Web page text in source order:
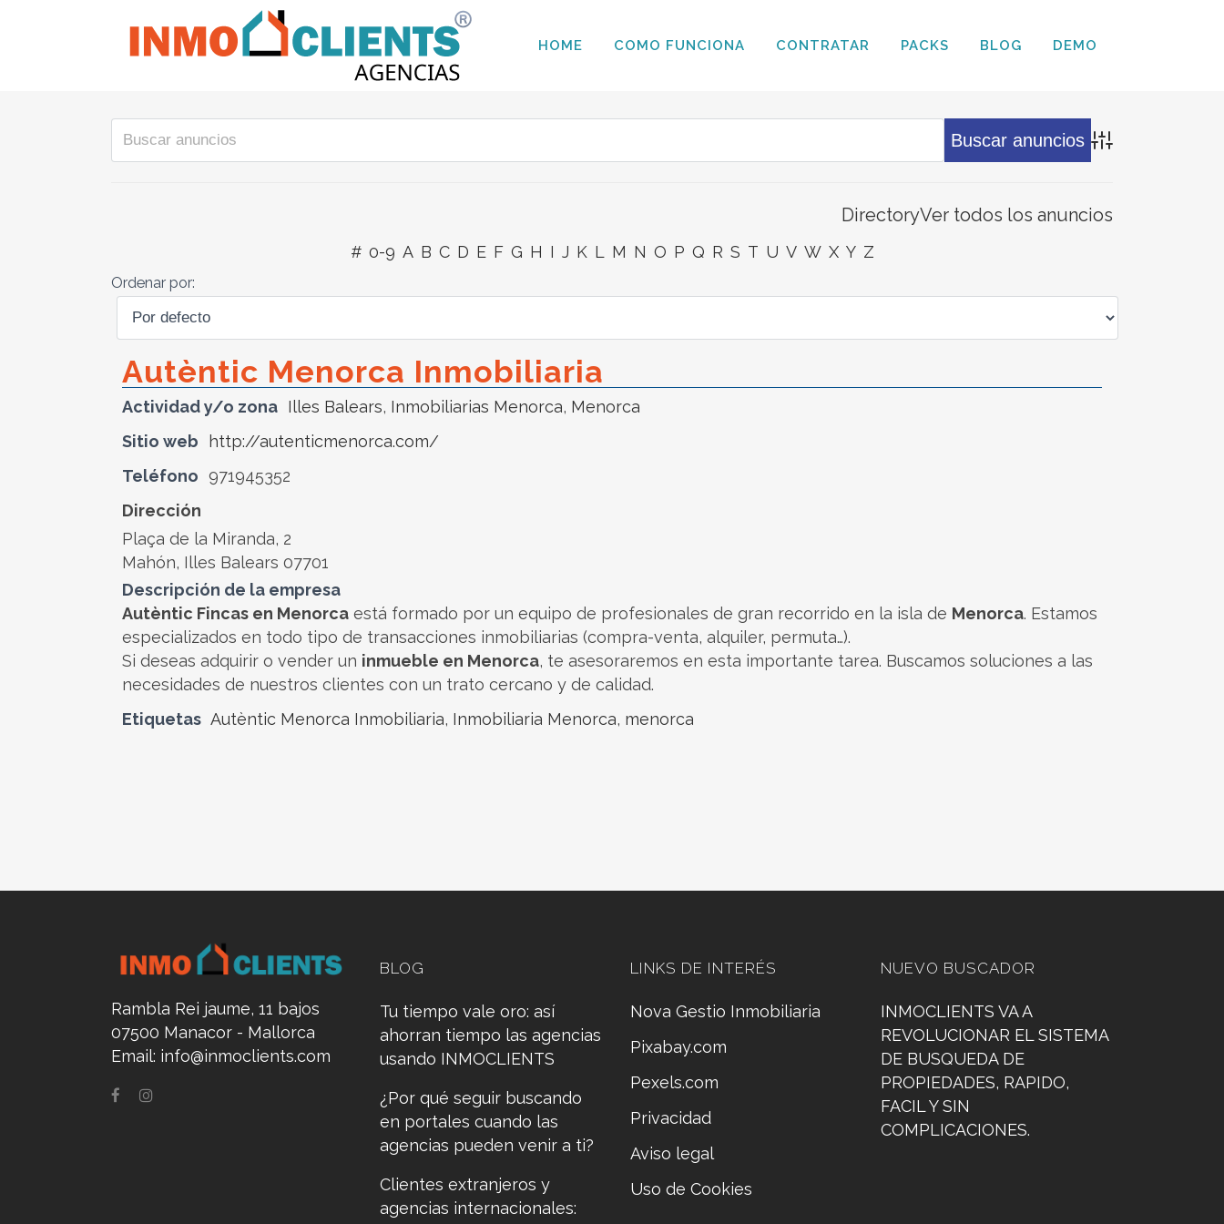
HOME COMO FUNCIONA CONTRATAR PACKS BLOG DEMO
Búsqueda
DirectoryVer todos los anuncios
# 0-9 A B C D E F G H I J K L M N O P Q R S T U V W X Y Z
Ordenar por:
Autèntic Menorca Inmobiliaria
Actividad y/o zona Illes Balears, Inmobiliarias Menorca, Menorca
Sitio web
http://autenticmenorca.com/
Teléfono 971945352
Dirección
Plaça de la Miranda, 2
Mahón, Illes Balears 07701
Descripción de la empresa
Autèntic Fincas en Menorca está formado por un equipo de profesionales de gran recorrido en la isla de Menorca. Estamos
especializados en todo tipo de transacciones inmobiliarias (compra-venta, alquiler, permuta…).
Si deseas adquirir o vender un inmueble en Menorca, te asesoraremos en esta importante tarea. Buscamos soluciones a las
necesidades de nuestros clientes con un trato cercano y de calidad.
Etiquetas Autèntic Menorca Inmobiliaria, Inmobiliaria Menorca, menorca
Rambla Rei jaume, 11 bajos
07500 Manacor - Mallorca
Email: info@inmoclients.com
BLOG
Tu tiempo vale oro: así
ahorran tiempo las agencias
usando INMOCLIENTS
¿Por qué seguir buscando
en portales cuando las
agencias pueden venir a ti?
Clientes extranjeros y
agencias internacionales:
LINKS DE INTERÉS
Nova Gestio Inmobiliaria
Pixabay.com
Pexels.com
Privacidad
Aviso legal
Uso de Cookies
NUEVO BUSCADOR
INMOCLIENTS VA A
REVOLUCIONAR EL SISTEMA
DE BUSQUEDA DE
PROPIEDADES, RAPIDO,
FACIL Y SIN
COMPLICACIONES.